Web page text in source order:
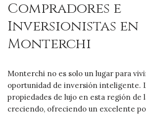
Compradores e
Inversionistas en
Monterchi
Monterchi no es solo un lugar para
oportunidad de inversión inteligente.
propiedades de lujo en esta región de
creciendo, ofreciendo un excelente